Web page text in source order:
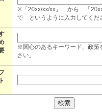
※「20xx/xx/xx」 から 「
で というように入力してくだ
※関心のあるキーワード、政策
さい。